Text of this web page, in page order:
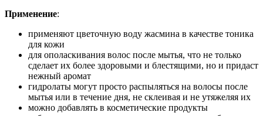
Применение:
применяют цветочную воду жасмина в качестве тоника
для кожи
для ополаскивания волос после мытья, что не только
сделает их более здоровыми и блестящими, но и придаст
нежный аромат
гидролаты могут просто распыляться на волосы после
мытья или в течение дня, не склеивая и не утяжеляя их
можно добавлять в косметические продукты